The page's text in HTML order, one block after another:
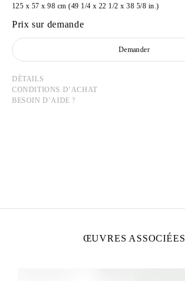
125 x 57 x 98 cm (49 1/4 x 22 1/2 x 38 5/8 in.)
Prix sur demande
Demander
DÉTAILS
CONDITIONS D’ACHAT
BESOIN D’AIDE ?
ŒUVRES ASSOCIÉES